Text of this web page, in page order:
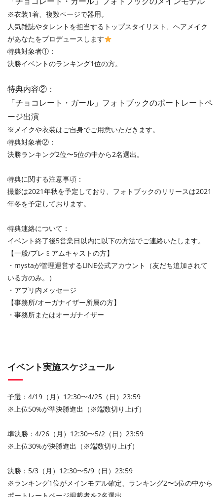
※衣装1着、複数ページで器用。
人気雑誌やタレントを担当するトップスタイリスト、ヘアメイク
があなたをプロデュースします
特典対象者①：
決勝イベントのランキング1位の方。
特典内容②：
「チョコレート・ガール」フォトブックのポートレートペ
ージ出演
※メイクや衣装はご自身でご用意いただきます。
特典対象者②：
決勝ランキング2位〜5位の中から2名選出。
特典に関する注意事項：
撮影は2021年秋を予定しており、フォトブックのリリースは2021
年冬を予定しております。
特典連絡について：
イベント終了後5営業日以内に以下の方法でご連絡いたします。
【一般/プレミアムキャストの方】
・mystaが管理運営するLINE公式アカウント（友だち追加されて
いる方のみ。）
・アプリ内メッセージ
【事務所/オーガナイザー所属の方】
・事務所またはオーガナイザー
イベント実施スケジュール
予選：4/19（月）12:30〜4/25（日）23:59
※上位50%が準決勝進出（※端数切り上げ）
準決勝：4/26（月）12:30〜5/2（日）23:59
※上位30%が決勝進出（※端数切り上げ）
決勝：5/3（月）12:30〜5/9（日）23:59
※ランキング1位がメインモデル確定、ランキング2〜5位の中から